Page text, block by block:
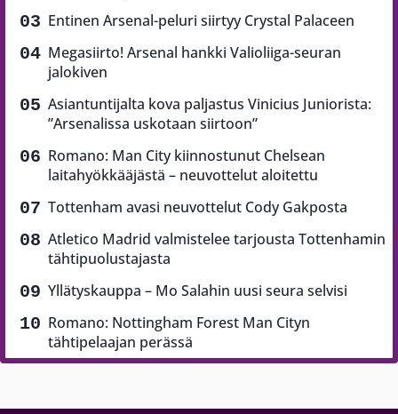
Entinen Arsenal-peluri siirtyy Crystal Palaceen
Megasiirto! Arsenal hankki Valioliiga-seuran
jalokiven
Asiantuntijalta kova paljastus Vinicius Juniorista:
”Arsenalissa uskotaan siirtoon”
Romano: Man City kiinnostunut Chelsean
laitahyökkääjästä – neuvottelut aloitettu
Tottenham avasi neuvottelut Cody Gakposta
Atletico Madrid valmistelee tarjousta Tottenhamin
tähtipuolustajasta
Yllätyskauppa – Mo Salahin uusi seura selvisi
Romano: Nottingham Forest Man Cityn
tähtipelaajan perässä